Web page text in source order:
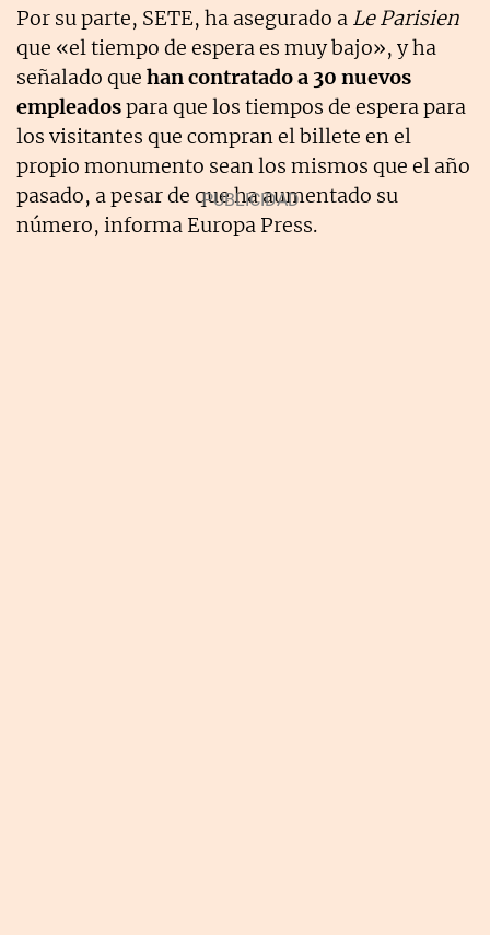
Por su parte, SETE, ha asegurado a Le Parisien
que «el tiempo de espera es muy bajo», y ha
señalado que han contratado a 30 nuevos
empleadospara que los tiempos de espera para
los visitantes que compran el billete en el
propio monumento sean los mismos que el año
pasado, a pesar de que ha aumentado su
número, informa Europa Press.